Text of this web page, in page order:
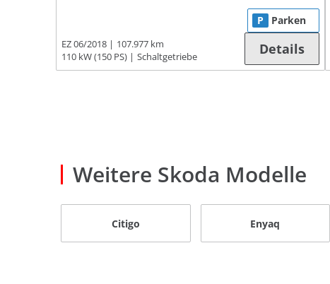
EZ 06/2018
107.977 km
110 kW (150 PS)
Schaltgetriebe
P Parken
Details
Weitere Skoda Modelle
Citigo Enyaq